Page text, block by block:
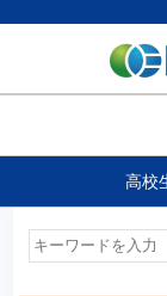
高校